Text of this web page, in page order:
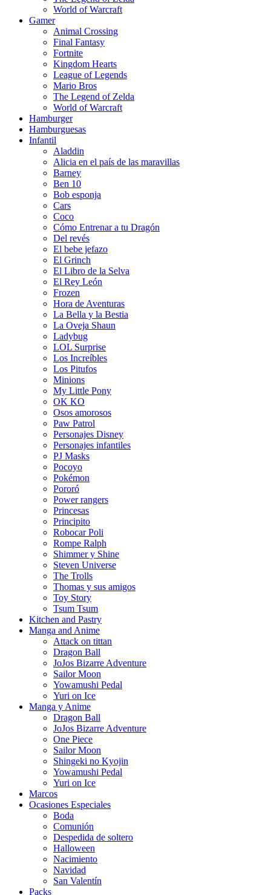
World of Warcraft
Gamer
Animal Crossing
Final Fantasy
Fortnite
Kingdom Hearts
League of Legends
Mario Bros
The Legend of Zelda
World of Warcraft
Hamburger
Hamburguesas
Infantil
Aladdin
Alicia en el país de las maravillas
Barney
Ben 10
Bob esponja
Cars
Coco
Cómo Entrenar a tu Dragón
Del revés
El bebe jefazo
El Grinch
El Libro de la Selva
El Rey León
Frozen
Hora de Aventuras
La Bella y la Bestia
La Oveja Shaun
Ladybug
LOL Surprise
Los Increíbles
Los Pitufos
Minions
My Little Pony
OK KO
Osos amorosos
Paw Patrol
Personajes Disney
Personajes infantiles
PJ Masks
Pocoyo
Pokémon
Pororó
Power rangers
Princesas
Principito
Robocar Poli
Rompe Ralph
Shimmer y Shine
Steven Universe
The Trolls
Thomas y sus amigos
Toy Story
Tsum Tsum
Kitchen and Pastry
Manga and Anime
Attack on tittan
Dragon Ball
JoJos Bizarre Adventure
Sailor Moon
Yowamushi Pedal
Yuri on Ice
Manga y Anime
Dragon Ball
JoJos Bizarre Adventure
One Piece
Sailor Moon
Shingeki no Kyojin
Yowamushi Pedal
Yuri on Ice
Marcos
Ocasiones Especiales
Boda
Comunión
Despedida de soltero
Halloween
Nacimiento
Navidad
San Valentín
Packs